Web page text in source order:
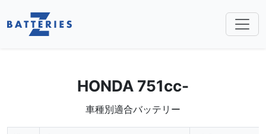
HONDA 751cc-
車種別適合バッテリー